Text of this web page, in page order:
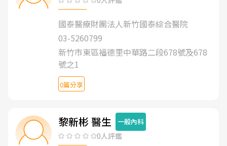
國泰醫療財團法人新竹國泰綜合醫院
03-5260799
新竹市東區福德里中華路二段678號及678
號之1
0篇分享
黎新彬 醫生 一般內科
0人評鑑